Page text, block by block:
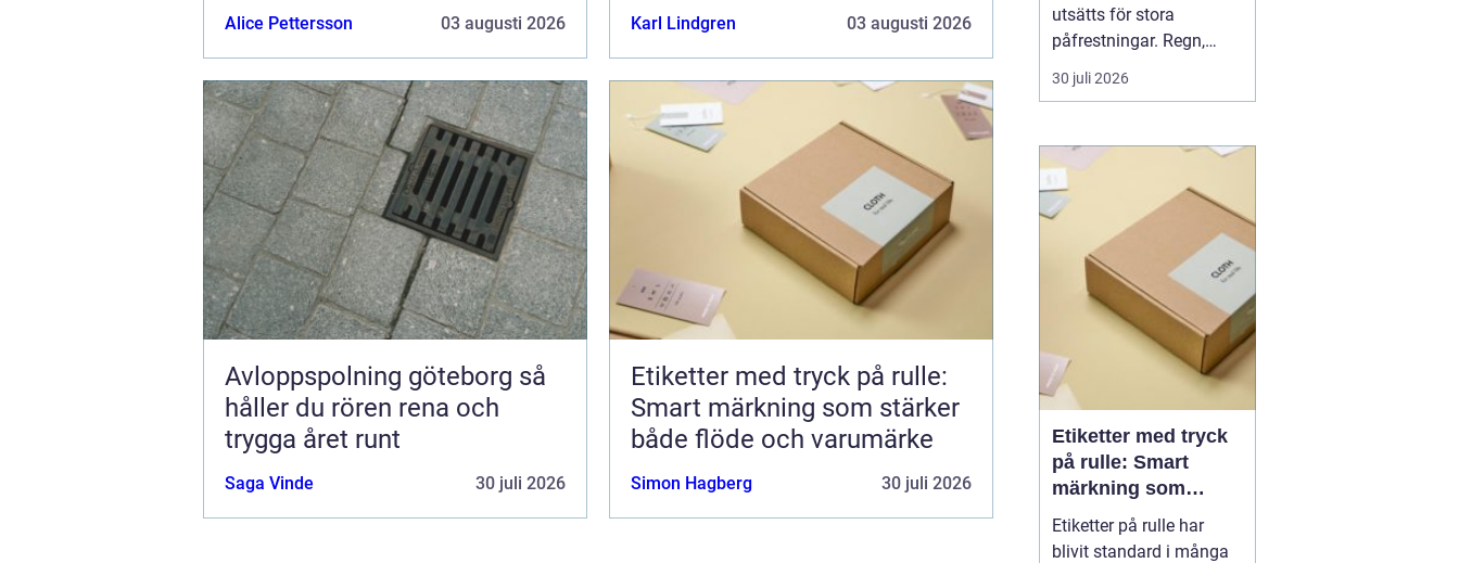
Alice Pettersson 03 augusti 2026 Karl Lindgren 03 augusti 2026
Avloppspolning göteborg så
håller du rören rena och
trygga året runt
Saga Vinde 30 juli 2026
Etiketter med tryck på rulle:
Smart märkning som stärker
både flöde och varumärke
Simon Hagberg 30 juli 2026
utsätts för stora
påfrestningar. Regn,
snabba
temperaturväxlingar och
avloppen behöver mer
omsorg än många tror.
När vatten börjar rinna
undan långsamt, avlopp
luktar illa eller
golvbrunnar bubblar är...
30 juli 2026
Etiketter med tryck
på rulle: Smart
märkning som
stärker både flöde
och varumärke
Etiketter på rulle har
blivit standard i många